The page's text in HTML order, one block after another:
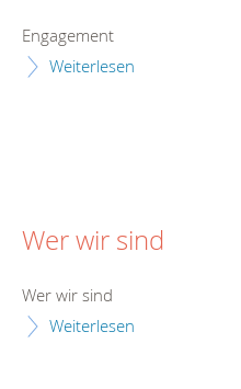
Engagement
Weiterlesen
Wer wir sind
Wer wir sind
Weiterlesen